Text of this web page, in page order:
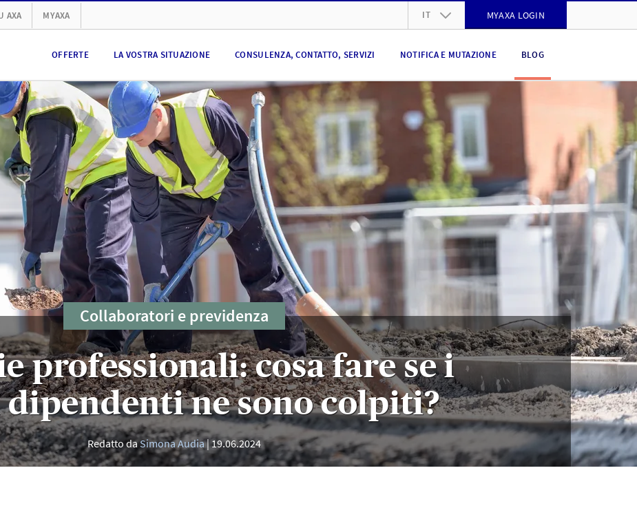
AXA MYAXA IT
IT
EN
MYAXA LOGIN
OFFERTE LA VOSTRA SITUAZIONE CONSULENZA, CONTATTO, SERVIZI NOTIFICA E MUTAZIONE BLOG
Collaboratori e previdenza
professionali: cosa fare se i
ne sono colpiti?
Redatto daSimona Audia 19.06.2024